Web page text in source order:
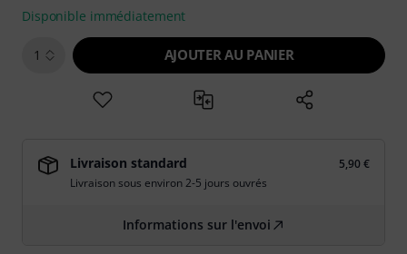
Disponible immédiatement
1 AJOUTER AU PANIER
Livraison standard
5,90 €
Livraison sous environ 2-5 jours ouvrés
Informations sur l'envoi